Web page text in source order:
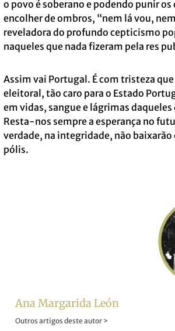
o povo é soberano e podendo punir
encolher de ombros, “nem lá vou,
reveladora do profundo cepticismo
naqueles que nada fizeram pela res
Assim vai Portugal. É com tristeza
eleitoral, tão caro para o Estado
em vidas, sangue e lágrimas
Resta-nos sempre a esperança no
verdade, na integridade, não
pólis.
Ana Margarida León
Outros artigos deste autor >